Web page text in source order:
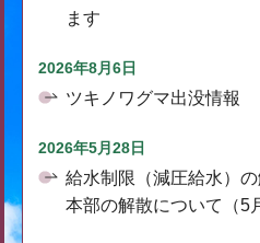
ます
2026年8月6日
ツキノワグマ出没情報
2026年5月28日
給水制限（減圧給水）
本部の解散について（5